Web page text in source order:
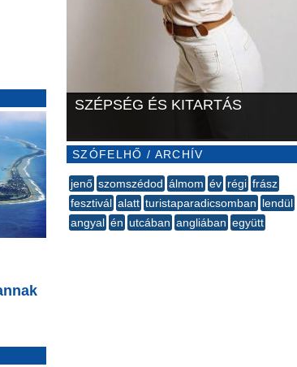
SZÉPSÉG ÉS KITARTÁS
SZÓFELHŐ / ARCHÍV
jenő szomszédod álmom év régi frász
fesztivál alatt turistaparadicsomban lendül
angyal én utcában angliában együtt